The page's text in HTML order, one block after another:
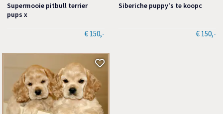
Supermooie pitbull terrier
pups x
€ 150,-
Siberiche puppy's te koopc
€ 150,-